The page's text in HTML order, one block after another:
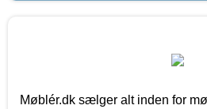
Møblér.dk sælger alt inden for